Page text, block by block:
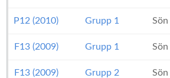
P12 (2010) Grupp 1 Sön
F13 (2009) Grupp 1 Sön
F13 (2009) Grupp 2 Sön